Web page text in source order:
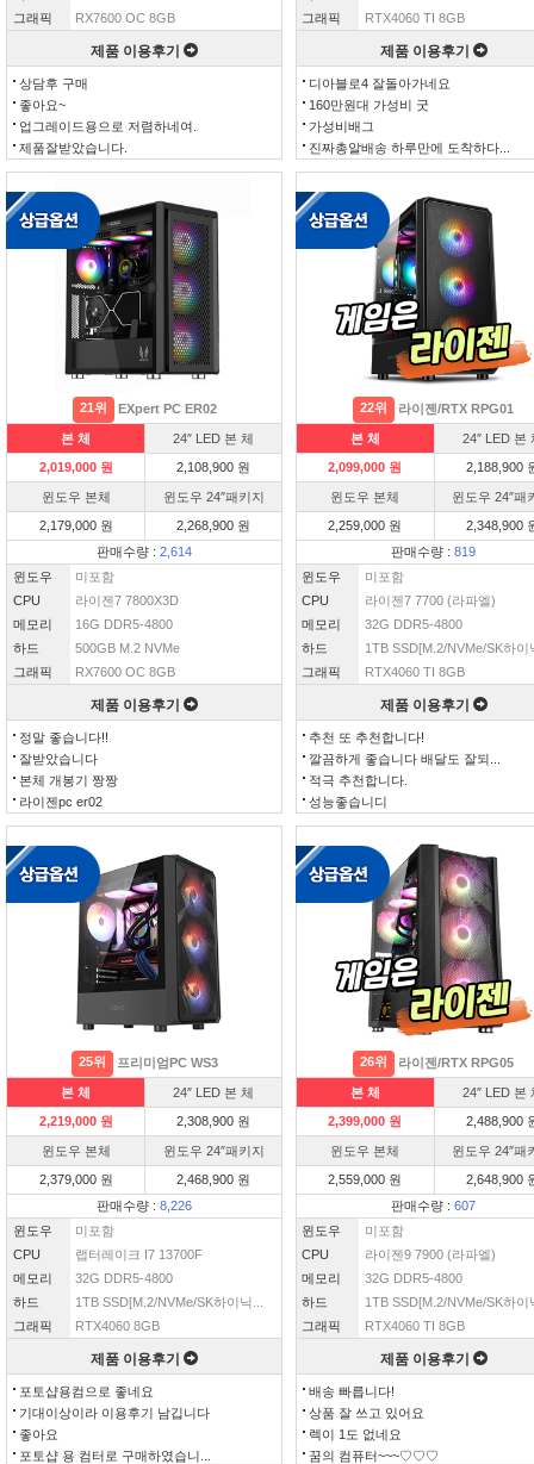
그래픽
RX7600 OC 8GB
제품 이용후기
상담후 구매
좋아요~
업그레이드용으로 저렴하네여.
제품잘받았습니다.
그래픽
RTX4060 TI 8GB
제품 이용후기
디아블로4 잘돌아가네요
160만원대 가성비 굿
가성비배그
진짜총알배송 하루만에 도착하다...
21위 EXpert PC ER02
본 체
24″ LED 본 체
2,019,000 원
2,108,900 원
윈도우 본체
윈도우 24″패키지
2,179,000 원
2,268,900 원
판매수량 : 2,614
윈도우
미포함
CPU
라이젠7 7800X3D
메모리
16G DDR5-4800
하드
500GB M.2 NVMe
그래픽
RX7600 OC 8GB
제품 이용후기
정말 좋습니다!!
잘받았습니다
본체 개봉기 짱짱
라이젠pc er02
22위 라이젠/RTX RPG01
본 체
24″ LED 본
2,099,000 원
2,188,900
윈도우 본체
윈도우 24″패
2,259,000 원
2,348,900
판매수량 : 819
윈도우
미포함
CPU
라이젠7 7700 (라파엘)
메모리
32G DDR5-4800
하드
1TB SSD[M.2/NVMe/SK하이
그래픽
RTX4060 TI 8GB
제품 이용후기
추천 또 추천합니다!
깔끔하게 좋습니다 배달도 잘되...
적극 추천합니다.
성능좋습니디
25위 프리미엄PC WS3
본 체
24″ LED 본 체
2,219,000 원
2,308,900 원
윈도우 본체
윈도우 24″패키지
2,379,000 원
2,468,900 원
판매수량 : 8,226
윈도우
미포함
CPU
랩터레이크 I7 13700F
메모리
32G DDR5-4800
하드
1TB SSD[M.2/NVMe/SK하이닉...
그래픽
RTX4060 8GB
제품 이용후기
포토샵용컴으로 좋네요
기대이상이라 이용후기 남깁니다
좋아요
포토샵 용 컴터로 구매하였습니...
26위 라이젠/RTX RPG05
본 체
24″ LED 본
2,399,000 원
2,488,900
윈도우 본체
윈도우 24″패
2,559,000 원
2,648,900
판매수량 : 607
윈도우
미포함
CPU
라이젠9 7900 (라파엘)
메모리
32G DDR5-4800
하드
1TB SSD[M.2/NVMe/SK하이
그래픽
RTX4060 TI 8GB
제품 이용후기
배송 빠릅니다!
상품 잘 쓰고 있어요
렉이 1도 없네요
꿈의 컴퓨터~~~♡♡♡